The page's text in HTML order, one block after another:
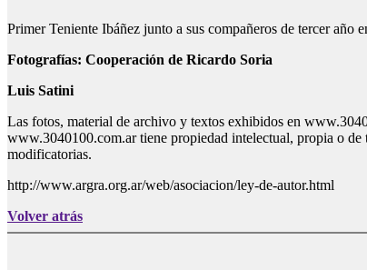
Primer Teniente Ibáñez junto a sus compañeros de tercer
Fotografías: Cooperación de Ricardo Soria
Luis Satini
Las fotos, material de archivo y textos exhibidos en
www.3040100.com.ar tiene propiedad intelectual, propia o
modificatorias.
http://www.argra.org.ar/web/asociacion/ley-de-autor.html
Volver atrás